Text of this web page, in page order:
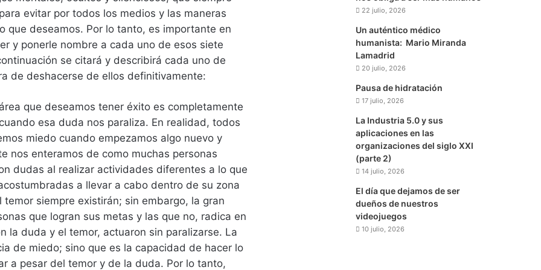
evitar por todos los medios y las maneras
que deseamos. Por lo tanto, es importante en
y ponerle nombre a cada uno de esos siete
se citará y describirá cada uno de
de deshacerse de ellos definitivamente:
que deseamos tener éxito es completamente
esa duda nos paraliza. En realidad, todos
miedo cuando empezamos algo nuevo y
nos enteramos de como muchas personas
dudas al realizar actividades diferentes a lo que
a llevar a cabo dentro de su zona
siempre existirán; sin embargo, la gran
que logran sus metas y las que no, radica en
la duda y el temor, actuaron sin paralizarse. La
de miedo; sino que es la capacidad de hacer lo
a pesar del temor y de la duda. Por lo tanto,
22 julio, 2026
Un auténtico médico
humanista: Mario Miranda
Lamadrid
20 julio, 2026
Pausa de hidratación
17 julio, 2026
La Industria 5.0 y sus
aplicaciones en las
organizaciones del siglo XXI
(parte 2)
14 julio, 2026
El día que dejamos de ser
dueños de nuestros
videojuegos
10 julio, 2026